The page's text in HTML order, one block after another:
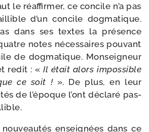
le réaf­fir­mer, ce concile n’a pas
d’un concile dog­ma­tique.
dans ses textes la pré­sence
notes néces­saires pou­vant
de dog­ma­tique. Monseigneur
redit : «Il était alors impos­sible
ce soit !». De plus, en leur
de l’é­poque l’ont décla­ré pas­
ensei­gnées dans ce